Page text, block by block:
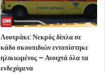
Λουτράκι: Νεκρός δίπλα σε
κάδο σκουπιδιών εντοπίστηκε
ηλικιωμένος – Ανοιχτά όλα τα
ενδεχόμενα